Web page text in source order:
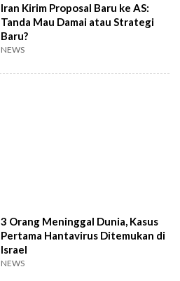
Iran Kirim Proposal Baru ke AS:
Tanda Mau Damai atau Strategi
Baru?
NEWS
3 Orang Meninggal Dunia, Kasus
Pertama Hantavirus Ditemukan di
Israel
NEWS